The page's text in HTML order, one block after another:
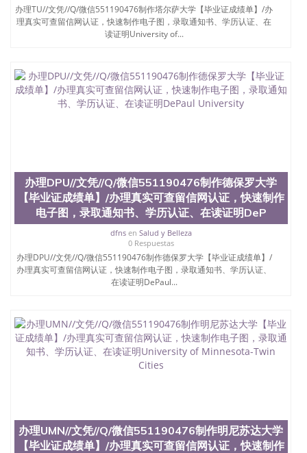
办理TU//文凭//Q/微信551190476制作塔尔萨大学【毕业证成绩单】/办
理真实可查留信网认证，快速制作电子图，录取通知书、学历认证、在
读证明University of...
办理DPU//文凭//Q/微信551190476制作德保罗大学
【毕业证成绩单】/办理真实可查留信网认证，快速制作
电子图，录取通知书、学历认证、在读证明DeP
dfnsen Salud y Belleza
0 Respuestas
办理DPU//文凭//Q/微信551190476制作德保罗大学【毕业证成绩单】/
办理真实可查留信网认证，快速制作电子图，录取通知书、学历认证、
在读证明DePaul...
办理UMN//文凭//Q/微信551190476制作明尼苏达大学
【毕业证成绩单】/办理真实可查留信网认证，快速制作